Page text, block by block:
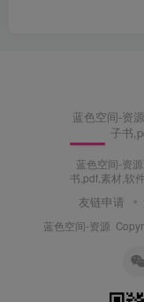
蓝色空间-资
子书
蓝色空间-资
书,pdf,素材,软
友链申请
蓝色空间-资源